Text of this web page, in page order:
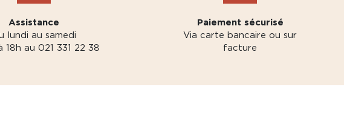
Assistance
lundi au samedi
18h au 021 331 22 38
Paiement sécurisé
Via carte bancaire ou sur
facture